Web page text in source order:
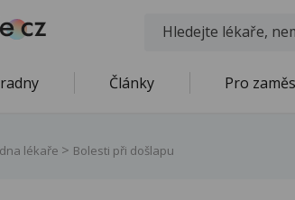
Články Pro
lékaře Bolesti při došlapu